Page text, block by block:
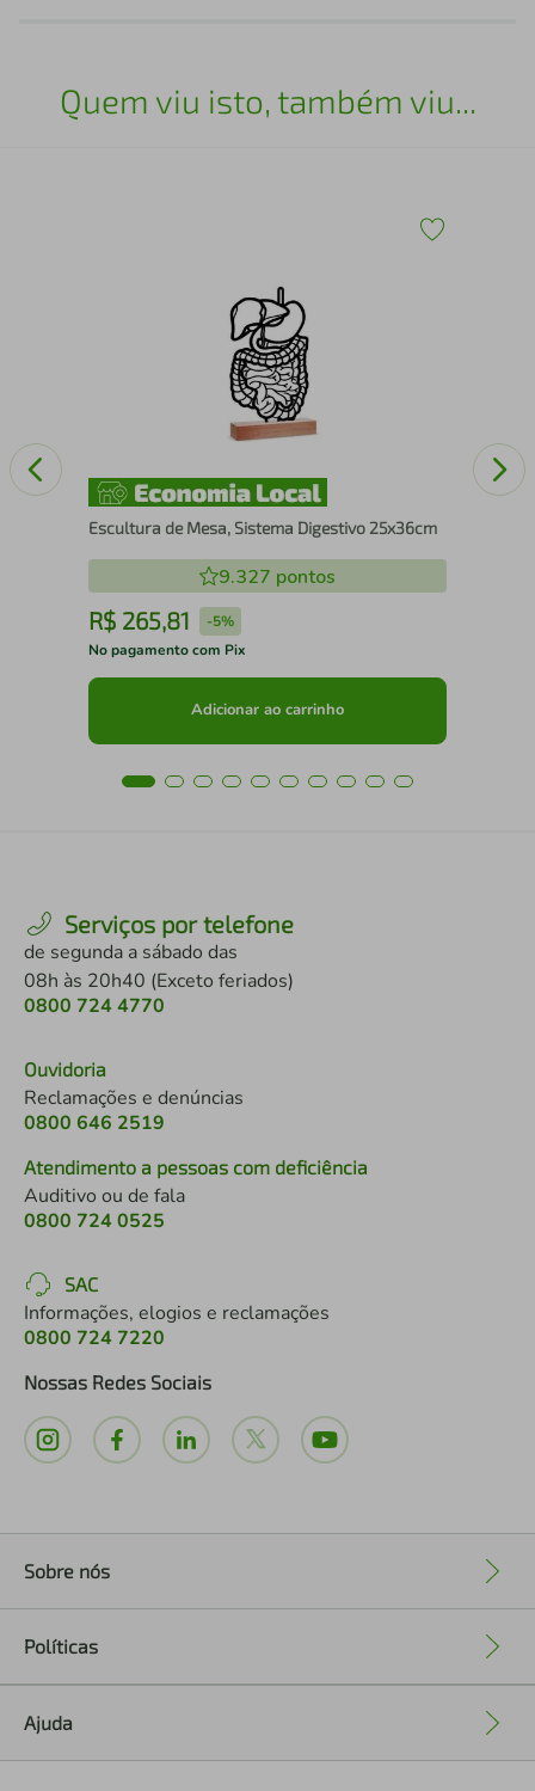
Quem viu isto, também viu...
Escultura de Mesa, Sistema Digestivo 25x36cm
9.327 pontos
R$ 265,81 -5%
No pagamento com Pix
Adicionar ao carrinho
Serviços por telefone
de segunda a sábado das
08h às 20h40 (Exceto feriados)
0800 724 4770
Ouvidoria
Reclamações e denúncias
0800 646 2519
Atendimento a pessoas com deficiência
Auditivo ou de fala
0800 724 0525
SAC
Informações, elogios e reclamações
0800 724 7220
Nossas Redes Sociais
Sobre nós
Políticas
Ajuda